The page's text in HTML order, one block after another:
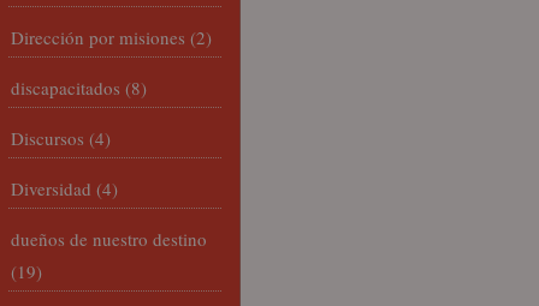
Dirección por misiones (2)
discapacitados (8)
Discursos (4)
Diversidad (4)
dueños de nuestro destino
(19)